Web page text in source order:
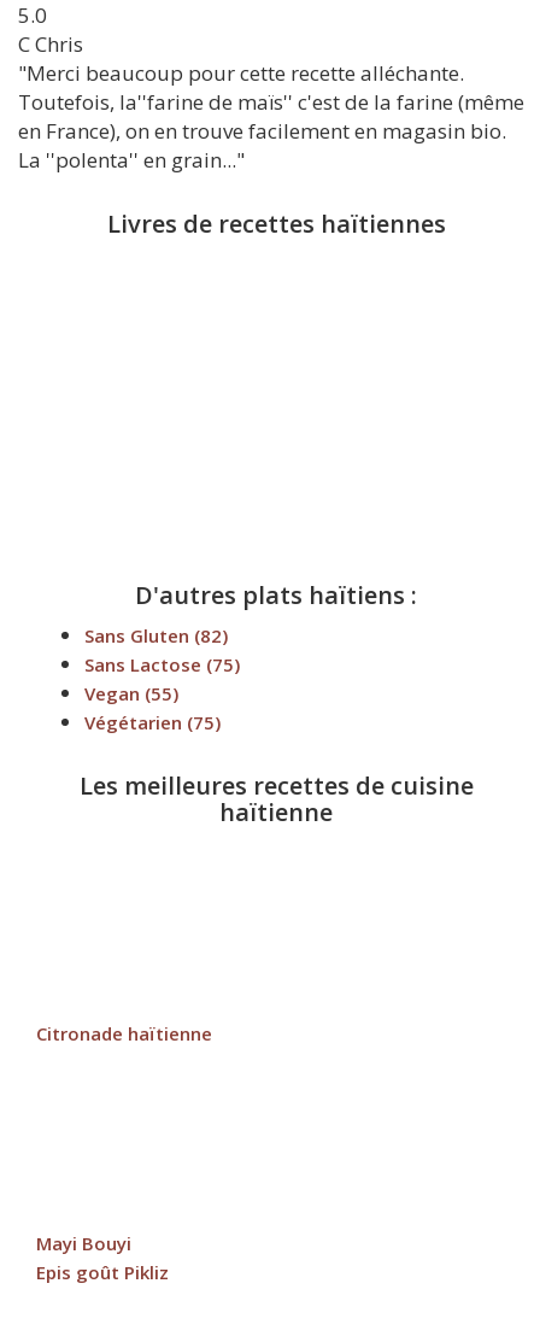
5.0
CChris
"Merci beaucoup pour cette recette alléchante.
Toutefois, la''farine de maïs'' c'est de la farine (même
en France), on en trouve facilement en magasin bio.
La ''polenta'' en grain..."
Livres de recettes haïtiennes
D'autres plats haïtiens :
Sans Gluten (82)
Sans Lactose (75)
Vegan (55)
Végétarien (75)
Les meilleures recettes de cuisine
haïtienne
Citronade haïtienne
Mayi Bouyi
Epis goût Pikliz